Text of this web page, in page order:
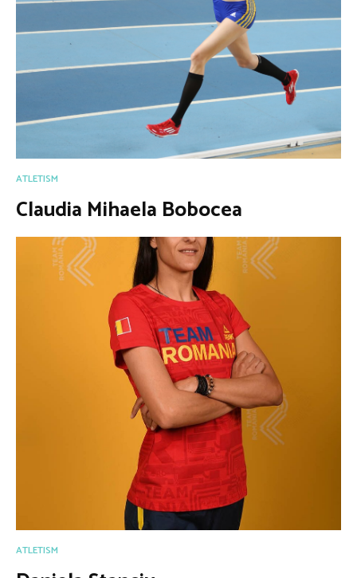
ATLETISM
Claudia Mihaela Bobocea
ATLETISM